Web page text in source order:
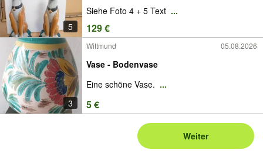
5
Siehe Foto 4 + 5 Text ...
129 €
3
Wittmund 05.08.2026
Vase - Bodenvase
Eine schöne Vase. ...
5 €
Weiter